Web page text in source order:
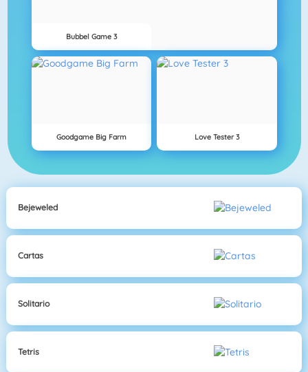
Bubbel Game 3
Goodgame Big Farm Love Tester 3
Bejeweled
Cartas
Solitario
Tetris